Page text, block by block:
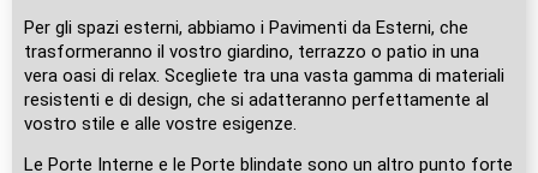
Per gli spazi esterni, abbiamo i Pavimenti da Esterni, che
trasformeranno il vostro giardino, terrazzo o patio in una
vera oasi di relax. Scegliete tra una vasta gamma di materiali
resistenti e di design, che si adatteranno perfettamente al
vostro stile e alle vostre esigenze.
Le Porte Interne e le Porte blindate sono un altro punto forte